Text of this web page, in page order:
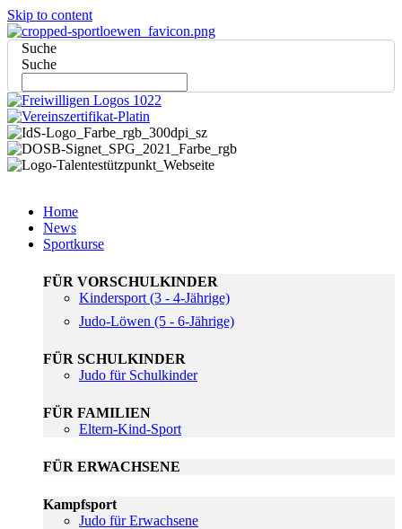
Skip to content
Suche
Suche
Home
News
Sportkurse
FÜR VORSCHULKINDER
Kindersport (3 - 4-Jährige)
Judo-Löwen (5 - 6-Jährige)
FÜR SCHULKINDER
Judo für Schulkinder
FÜR FAMILIEN
Eltern-Kind-Sport
FÜR ERWACHSENE
Kampfsport
Judo für Erwachsene